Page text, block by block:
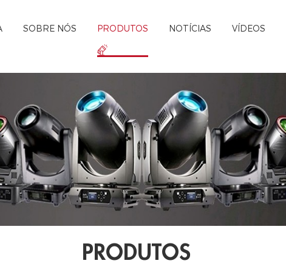
SOBRE NÓS PRODUTOS NOTÍCIAS VÍDEOS
PRODUTOS